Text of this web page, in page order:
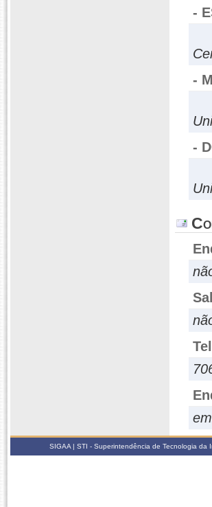
-
-
-
SIGAA | STI - Superintendência de Tecnologia